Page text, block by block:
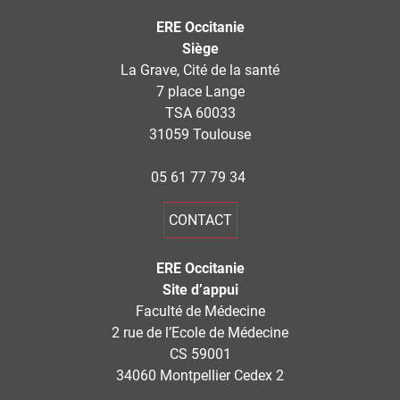
ERE Occitanie
Siège
La Grave, Cité de la santé
7 place Lange
TSA 60033
31059 Toulouse
05 61 77 79 34
CONTACT
ERE Occitanie
Site d’appui
Faculté de Médecine
2 rue de l’Ecole de Médecine
CS 59001
34060 Montpellier Cedex 2